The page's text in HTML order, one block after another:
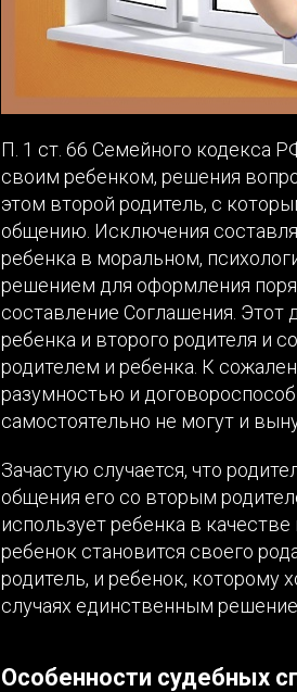
П. 1 ст. 66 Семейного кодекса
своим ребенком, решения
этом второй родитель, с
общению. Исключения
ребенка в моральном,
решением для оформления
составление Соглашения. Этот
ребенка и второго родителя и
родителем и ребенка. К
разумностью и
самостоятельно не могут и
Зачастую случается, что
общения его со вторым
использует ребенка в
ребенок становится своего
родитель, и ребенок, которому
случаях единственным
Особенности судебных